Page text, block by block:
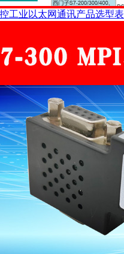
工业以太网通讯产品选型表